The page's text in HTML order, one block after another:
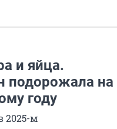
и яйца.
подорожала на
году
2025-м